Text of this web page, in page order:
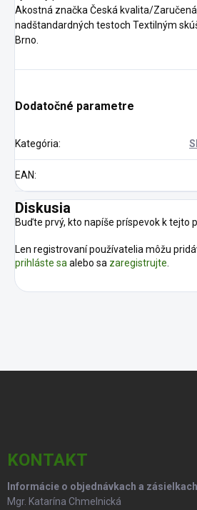
Akostná značka Česká kvalita/
nadštandardných testoch Textilným
Brno.
Dodatočné parametre
Kategória:
EAN:
Diskusia
Buďte prvý, kto napíše príspevok k tejto
Len registrovaní používatelia môžu
prihláste saalebo sa zaregistrujte.
KONTAKT
Informácie o objednávkach a zásielkach
Mgr. Katarína Chmelnická